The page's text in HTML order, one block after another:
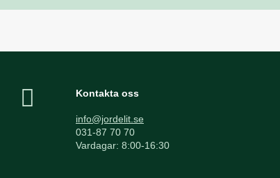
Kontakta oss
info@jordelit.se
031-87 70 70
Vardagar: 8:00-16:30